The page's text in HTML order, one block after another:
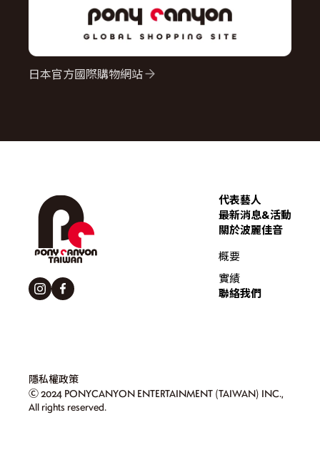
日本官方國際購物網站
代表藝人
最新消息&活動
關於波麗佳音
概要
實績
聯絡我們
隱私權政策
Ⓒ 2024 PONYCANYON ENTERTAINMENT (TAIWAN) INC.,
All rights reserved.